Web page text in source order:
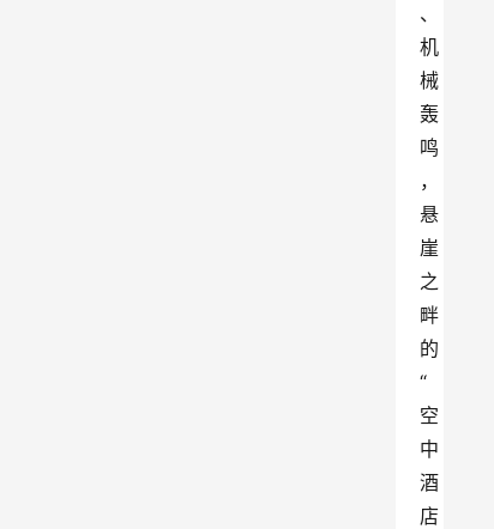
、
机
械
轰
鸣
，
悬
崖
之
畔
的
“
空
中
酒
店